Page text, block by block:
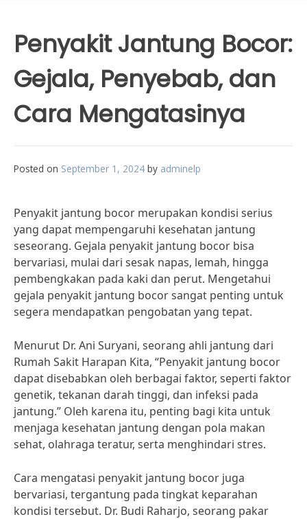
Penyakit Jantung Bocor:
Gejala, Penyebab, dan
Cara Mengatasinya
Posted on September 1, 2024 by adminelp
Penyakit jantung bocor merupakan kondisi serius
yang dapat mempengaruhi kesehatan jantung
seseorang. Gejala penyakit jantung bocor bisa
bervariasi, mulai dari sesak napas, lemah, hingga
pembengkakan pada kaki dan perut. Mengetahui
gejala penyakit jantung bocor sangat penting untuk
segera mendapatkan pengobatan yang tepat.
Menurut Dr. Ani Suryani, seorang ahli jantung dari
Rumah Sakit Harapan Kita, “Penyakit jantung bocor
dapat disebabkan oleh berbagai faktor, seperti faktor
genetik, tekanan darah tinggi, dan infeksi pada
jantung.” Oleh karena itu, penting bagi kita untuk
menjaga kesehatan jantung dengan pola makan
sehat, olahraga teratur, serta menghindari stres.
Cara mengatasi penyakit jantung bocor juga
bervariasi, tergantung pada tingkat keparahan
kondisi tersebut. Dr. Budi Raharjo, seorang pakar